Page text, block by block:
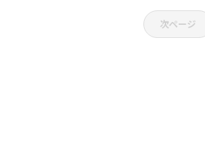
次ページ